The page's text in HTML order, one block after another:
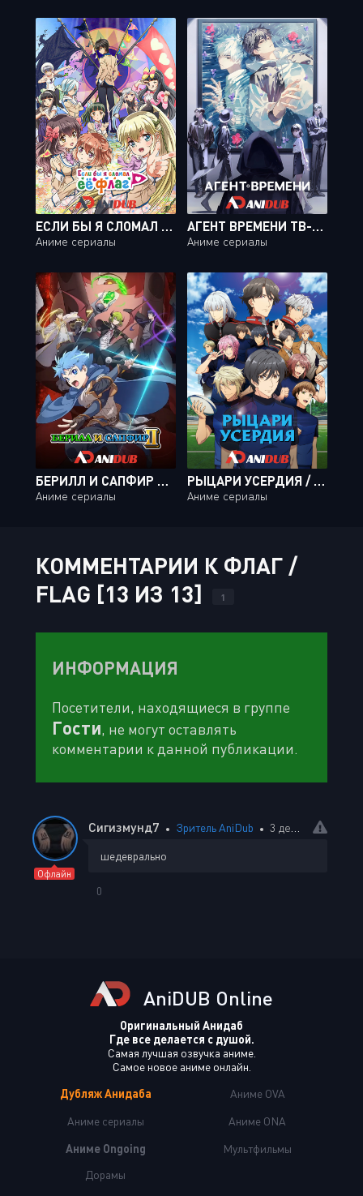
ЕСЛИ БЫ Я СЛОМАЛ ЕЕ ФЛАГ... / KANOJO GA FLAG O ORARETARA [13 ИЗ 13]
Аниме сериалы
АГЕНТ ВРЕМЕНИ ТВ-2 / LINK CLICK TV-2 [12 ИЗ 12]
Аниме сериалы
БЕРИЛЛ И САПФИР ТВ-2 / XIAO LU HE XIAO LAN TV-2 [19 ИЗ 19]
Аниме сериалы
РЫЦАРИ УСЕРДИЯ / TRY KNIGHTS [12 ИЗ 12]
Аниме сериалы
КОММЕНТАРИИ К ФЛАГ /
FLAG [13 ИЗ 13]
1
ИНФОРМАЦИЯ
Посетители, находящиеся в группе
Гости, не могут оставлять
комментарии к данной публикации.
Офлайн
Сигизмунд7 Зритель AniDub 3 декабря 2023 20:45
шедеврально
0
AniDUB Online
Оригинальный Анидаб
Где все делается с душой.
Самая лучшая озвучка аниме.
Самое новое аниме онлайн.
Дубляж Анидаба
Аниме сериалы
Аниме Ongoing
Аниме OVA
Аниме ONA
Мультфильмы
Дорамы